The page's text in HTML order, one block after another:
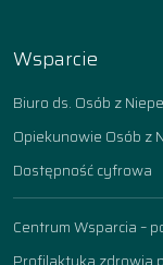
Wsparcie
Biuro ds. Osób z
Opiekunowie Osób z
Dostępność cyfrowa
Centrum Wsparcia –